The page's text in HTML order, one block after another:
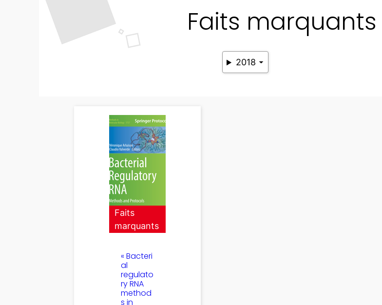
Faits marquants
2018
Faits
marquants
« Bacteri
al
regulato
ry RNA
method
s in